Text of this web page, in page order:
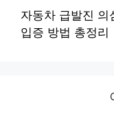
자동차 급발진 의
입증 방법 총정리